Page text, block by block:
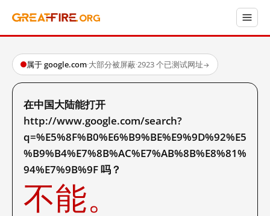
属于 google.com·大部分被屏蔽·2923 个已测试网址→
在中国大陆能打开
http://www.google.com/search?
q=%E5%8F%B0%E6%B9%BE%E9%9D%92%E5
%B9%B4%E7%8B%AC%E7%AB%8B%E8%81%
94%E7%9B%9F 吗？
不能。